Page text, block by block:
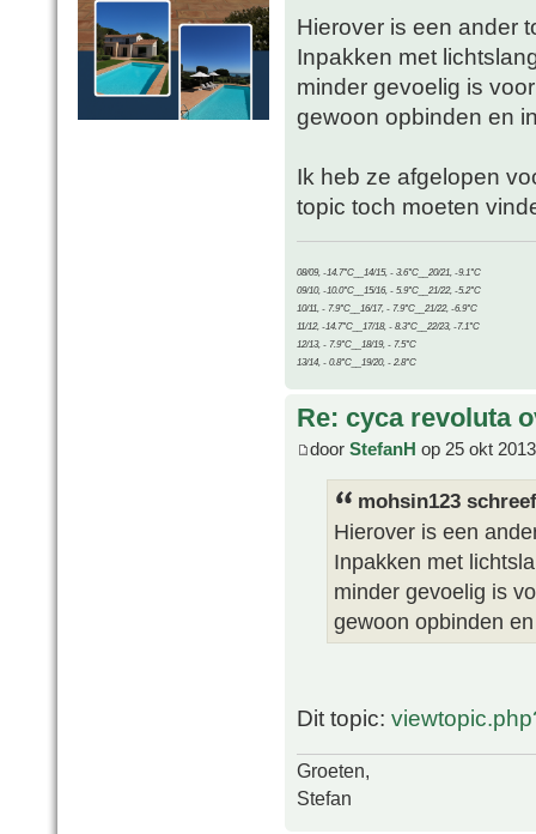
Hierover is een ander
Inpakken met
minder gevoelig is
gewoon opbinden en
Ik heb ze afgelopen
topic toch moeten
08/09, -14.7°C__14/15, - 3.6°C__20/21, -9.1°C
09/10, -10.0°C__15/16, - 5.9°C__21/22, -5.2°C
10/11, - 7.9°C__16/17, - 7.9°C__21/22, -6.9°C
11/12, -14.7°C__17/18, - 8.3°C__22/23, -7.1°C
12/13, - 7.9°C__18/19, - 7.5°C
13/14, - 0.8°C__19/20, - 2.8°C
Re: cyca revoluta
door StefanH op 25 okt
mohsin123
Hierover is een
Inpakken met
minder gevoelig is
gewoon opbinden
Dit topic:
Groeten,
Stefan